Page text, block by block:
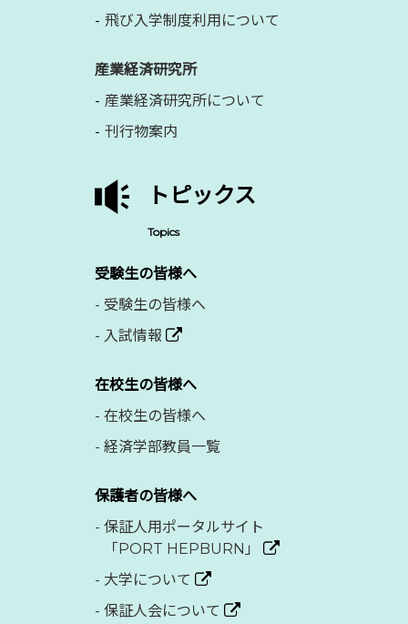
飛び入学制度利用について
産業経済研究所
産業経済研究所について
刊行物案内
トピックス
Topics
受験生の皆様へ
- 受験生の皆様へ
- 入試情報
在校生の皆様へ
- 在校生の皆様へ
- 経済学部教員一覧
保護者の皆様へ
- 保証人用ポータルサイト
「PORT HEPBURN」
- 大学について
- 保証人会について